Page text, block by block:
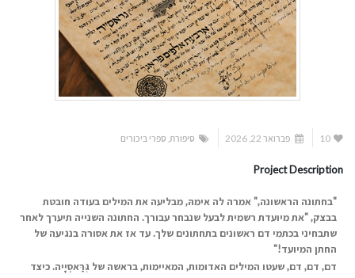
10 פברואר 22, 2026 סיפורת ספרי ביכורים
Project Description
"בחתונה הראשונה," אמרה לה אימהּ, מבליעה את המילים בעודה חובטת
בבצק, "את מיועדת רשמית לבעל שנבחר עבורך. החתונה השנייה תיערך לאחר
שתבחיני בכתמי דם ראשונים בתחתונים שלך. עד אז את אסורה בנגיעה של
החתן המיועד!"
דם, דם, דם, שעטו המילים האדומות, המאיימות, בראשה של גְּרַַּאסְְיָָיה.כיצד